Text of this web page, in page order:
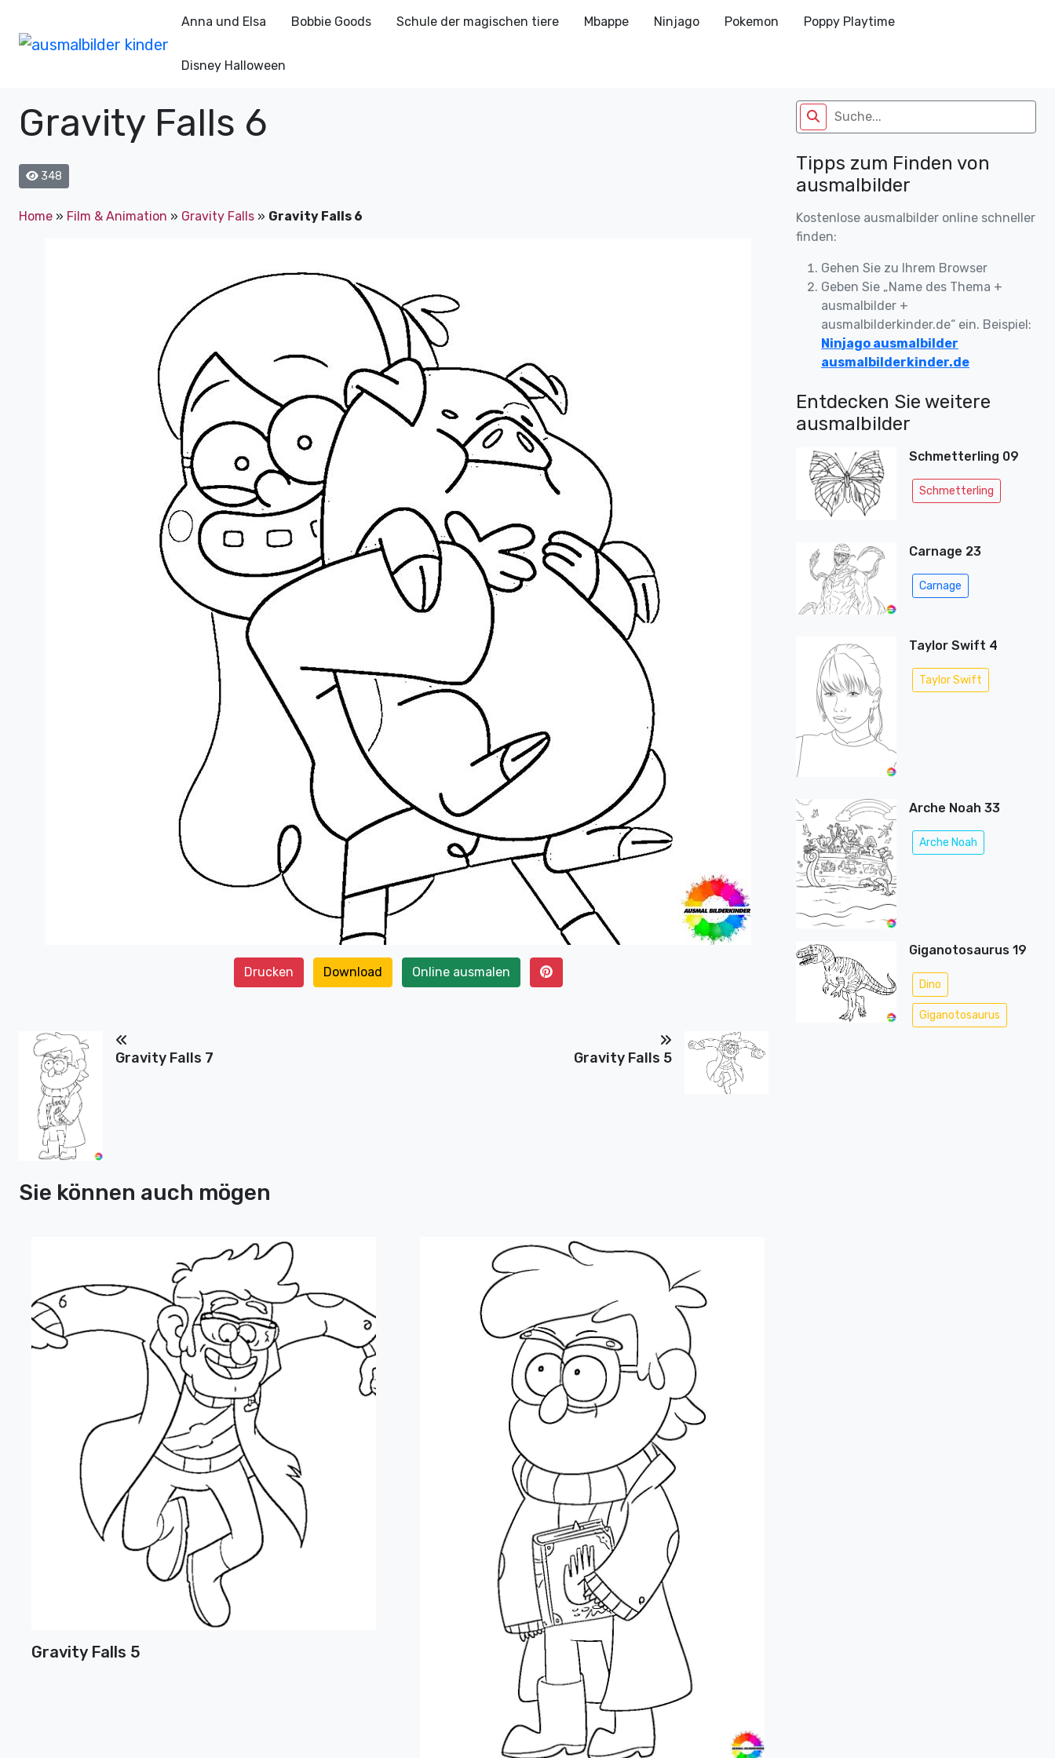
Anna und Elsa Bobbie Goods Schule der magischen tiere Mbappe Ninjago Pokemon Poppy Playtime
Disney Halloween
Gravity Falls 6
348
Home » Film & Animation » Gravity Falls » Gravity Falls 6
Drucken Download Online ausmalen
Gravity Falls 7 Gravity Falls 5
Sie können auch mögen
Gravity Falls 5
Tipps zum Finden von
ausmalbilder
Kostenlose ausmalbilder online schneller
finden:
Gehen Sie zu Ihrem Browser
Geben Sie „Name des Thema +
ausmalbilder +
ausmalbilderkinder.de“ ein. Beispiel:
Ninjago ausmalbilder
ausmalbilderkinder.de
Entdecken Sie weitere
ausmalbilder
Schmetterling 09
Schmetterling
Carnage 23
Carnage
Taylor Swift 4
Taylor Swift
Arche Noah 33
Arche Noah
Giganotosaurus 19
Dino
Giganotosaurus